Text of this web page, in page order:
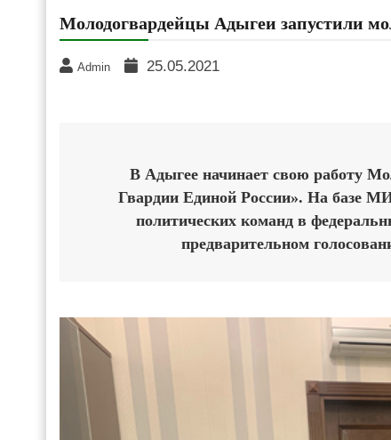
Молодогвардейцы Адыгеи запустили
Admin 25.05.2021
В Адыгее начинает свою работу
Гвардии Единой России». На базе
политических команд в
предварительном